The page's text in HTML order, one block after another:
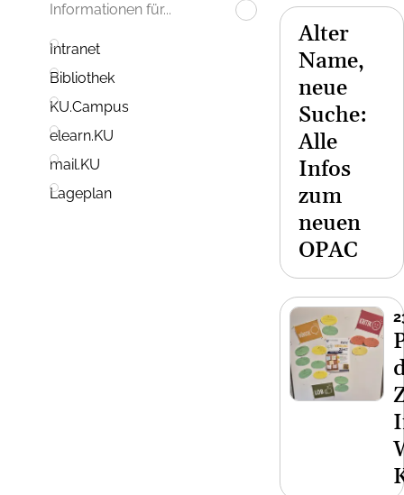
Informationen für...
Intranet
Bibliothek
KU.Campus
elearn.KU
mail.KU
Lageplan
Alter
Name,
neue
Suche:
Alle
Infos
zum
neuen
OPAC